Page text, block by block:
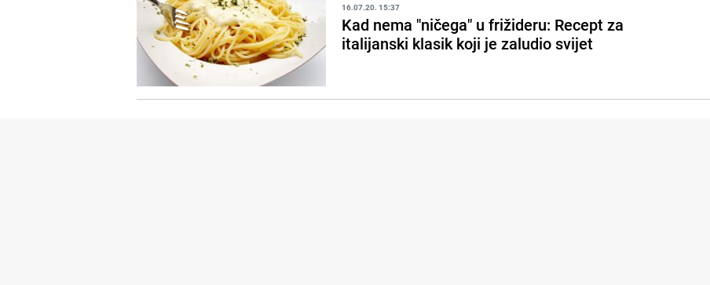
16.07.20. 15:37
Kad nema "ničega" u frižideru: Recept za
italijanski klasik koji je zaludio svijet